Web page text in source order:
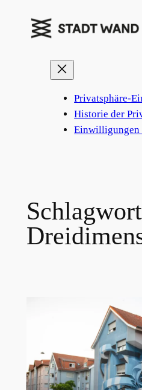
Privatsphäre-
Historie der
Einwilligungen